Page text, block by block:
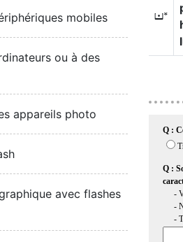
mobiles
ou à des
appareils photo
avec flashes
t